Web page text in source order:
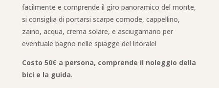
facilmente e comprende il giro panoramico del monte,
si consiglia di portarsi scarpe comode, cappellino,
zaino, acqua, crema solare, e asciugamano per
eventuale bagno nelle spiagge del litorale!
Costo 50€ a persona, comprende il noleggio della
bici e la guida.